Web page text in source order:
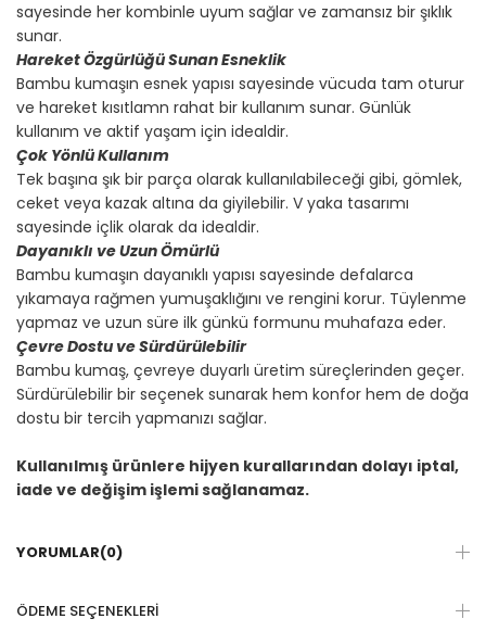
sayesinde her kombinle uyum sağlar ve zamansız bir şıklık
sunar.
Hareket Özgürlüğü Sunan Esneklik
Bambu kumaşın esnek yapısı sayesinde vücuda tam oturur
ve hareket kısıtlamn rahat bir kullanım sunar. Günlük
kullanım ve aktif yaşam için idealdir.
Çok Yönlü Kullanım
Tek başına şık bir parça olarak kullanılabileceği gibi, gömlek,
ceket veya kazak altına da giyilebilir. V yaka tasarımı
sayesinde içlik olarak da idealdir.
Dayanıklı ve Uzun Ömürlü
Bambu kumaşın dayanıklı yapısı sayesinde defalarca
yıkamaya rağmen yumuşaklığını ve rengini korur. Tüylenme
yapmaz ve uzun süre ilk günkü formunu muhafaza eder.
Çevre Dostu ve Sürdürülebilir
Bambu kumaş, çevreye duyarlı üretim süreçlerinden geçer.
Sürdürülebilir bir seçenek sunarak hem konfor hem de doğa
dostu bir tercih yapmanızı sağlar.
Kullanılmış ürünlere hijyen kurallarından dolayı iptal,
iade ve değişim işlemi sağlanamaz.
YORUMLAR(0)
ÖDEME SEÇENEKLERI